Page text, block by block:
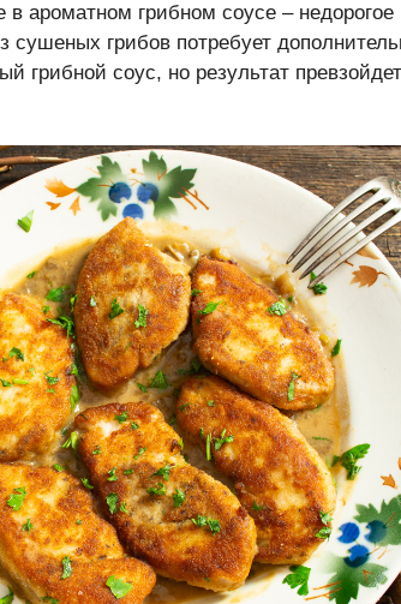
ароматном грибном соусе – недорогое
сушеных грибов потребует
грибной соус, но результат